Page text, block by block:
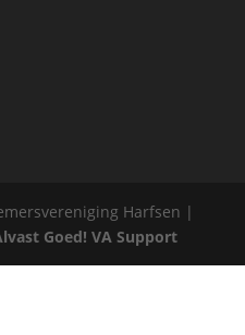
Harfsen |
Goed! VA Support